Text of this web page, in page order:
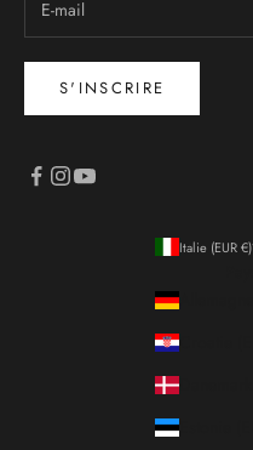
S'INSCRIRE
Italie (EUR €)